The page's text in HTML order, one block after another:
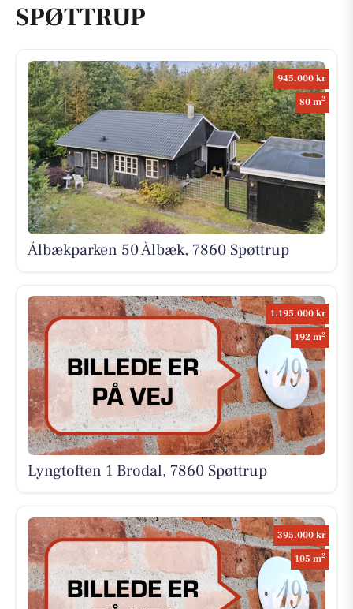
SPØTTRUP
945.000 kr
80 m2
Ålbækparken 50 Ålbæk, 7860 Spøttrup
1.195.000 kr
192 m2
Lyngtoften 1 Brodal, 7860 Spøttrup
395.000 kr
105 m2